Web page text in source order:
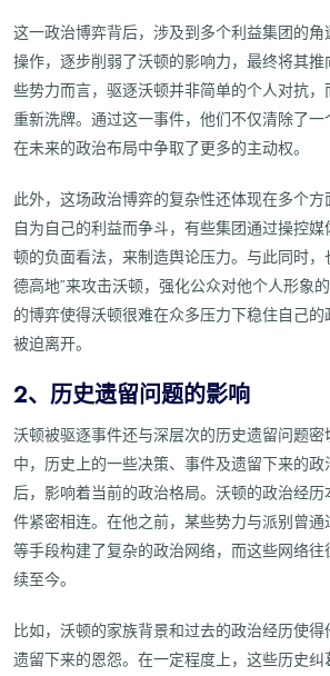
这一政治博弈背后，涉及到多个利益集团的
操作，逐步削弱了沃顿的影响力，最终将其
些势力而言，驱逐沃顿并非简单的个人对抗
重新洗牌。通过这一事件，他们不仅清除了
在未来的政治布局中争取了更多的主动权。
此外，这场政治博弈的复杂性还体现在多个
自为自己的利益而争斗，有些集团通过操控
顿的负面看法，来制造舆论压力。与此同时
德高地”来攻击沃顿，强化公众对他个人形象
的博弈使得沃顿很难在众多压力下稳住自己
被迫离开。
2、历史遗留问题的影响
沃顿被驱逐事件还与深层次的历史遗留问题
中，历史上的一些决策、事件及遗留下来的
后，影响着当前的政治格局。沃顿的政治经
件紧密相连。在他之前，某些势力与派别曾
等手段构建了复杂的政治网络，而这些网络
续至今。
比如，沃顿的家族背景和过去的政治经历使
遗留下来的恩怨。在一定程度上，这些历史